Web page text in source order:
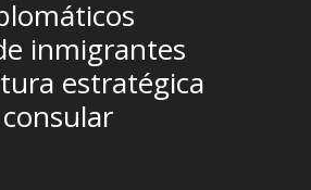
inmigrantes
estratégica